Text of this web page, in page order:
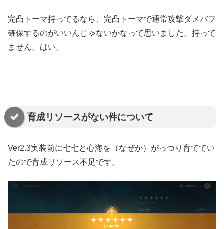
完凸トーマ持ってるなら、完凸トーマで通常攻撃ダメバフ
確保するのがいいんじゃないかなって思いました。持って
ません。はい。
育成リソースがない件について
Ver2.3実装前に七七と心海を（なぜか）がっつり育ててい
たので育成リソース不足です。